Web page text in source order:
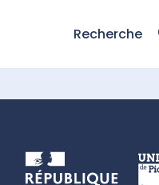
Recherche